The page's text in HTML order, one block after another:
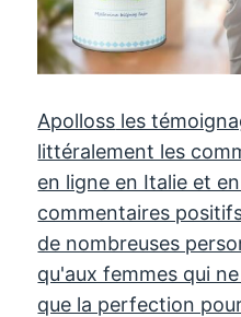
Apolloss les
littéralement les
en ligne en Italie et
commentaires
de nombreuses
qu'aux femmes qui
que la perfection